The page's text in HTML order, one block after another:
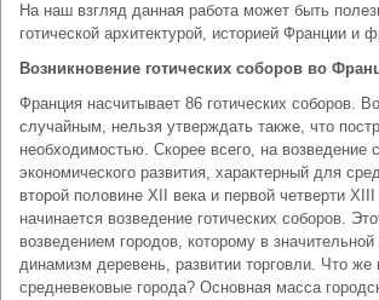
На наш взгляд данная работа может быть
готической архитектурой, историей Франции и
Возникновение готических соборов во
Франция насчитывает 86 готических соборов.
случайным, нельзя утверждать также, что
необходимостью. Скорее всего, на возведение
экономического развития, характерный для
второй половине XII века и первой четверти
начинается возведение готических соборов.
возведением городов, которому в
динамизм деревень, развитии торговли. Что же
средневековые города? Основная масса